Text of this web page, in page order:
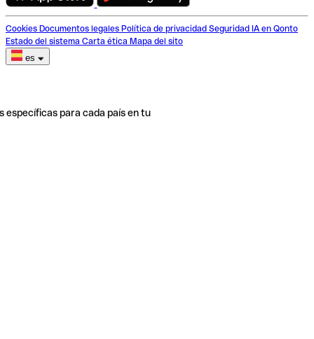
Cookies Documentos legales Política de privacidad Seguridad IA en Qonto
Estado del sistema Carta ética Mapa del sito
es
específicas para cada país en tu